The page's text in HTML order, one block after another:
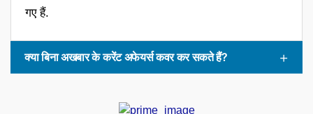
गए हैं.
क्या बिना अखबार के करेंट अफेयर्स कवर कर सकते हैं?